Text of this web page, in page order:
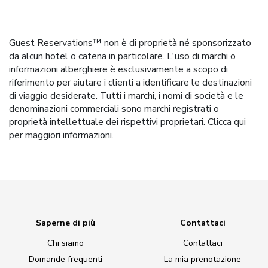
Guest Reservations™ non è di proprietà né sponsorizzato
da alcun hotel o catena in particolare. L'uso di marchi o
informazioni alberghiere è esclusivamente a scopo di
riferimento per aiutare i clienti a identificare le destinazioni
di viaggio desiderate. Tutti i marchi, i nomi di società e le
denominazioni commerciali sono marchi registrati o
proprietà intellettuale dei rispettivi proprietari. Clicca qui
per maggiori informazioni.
Saperne di più
Chi siamo
Domande frequenti
Contattaci
Contattaci
La mia prenotazione